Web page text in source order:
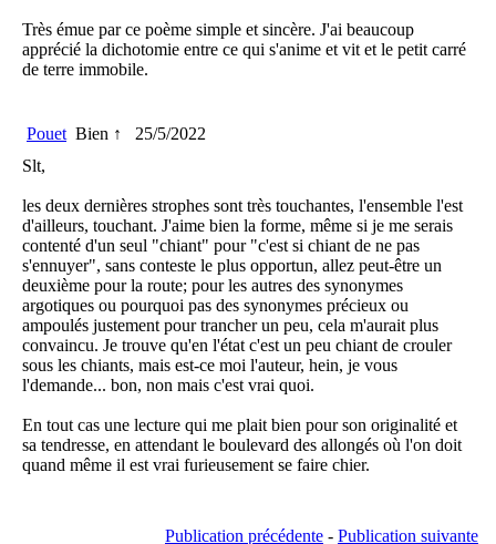
Très émue par ce poème simple et sincère. J'ai beaucoup
apprécié la dichotomie entre ce qui s'anime et vit et le petit carré
de terre immobile.
Pouet Bien ↑
25/5/2022
Slt,
les deux dernières strophes sont très touchantes, l'ensemble l'est
d'ailleurs, touchant. J'aime bien la forme, même si je me serais
contenté d'un seul "chiant" pour "c'est si chiant de ne pas
s'ennuyer", sans conteste le plus opportun, allez peut-être un
deuxième pour la route; pour les autres des synonymes
argotiques ou pourquoi pas des synonymes précieux ou
ampoulés justement pour trancher un peu, cela m'aurait plus
convaincu. Je trouve qu'en l'état c'est un peu chiant de crouler
sous les chiants, mais est-ce moi l'auteur, hein, je vous
l'demande... bon, non mais c'est vrai quoi.
En tout cas une lecture qui me plait bien pour son originalité et
sa tendresse, en attendant le boulevard des allongés où l'on doit
quand même il est vrai furieusement se faire chier.
Publication précédente - Publication suivante